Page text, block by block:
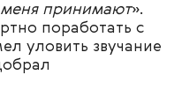
меня принимают».
поработать с
уловить звучание